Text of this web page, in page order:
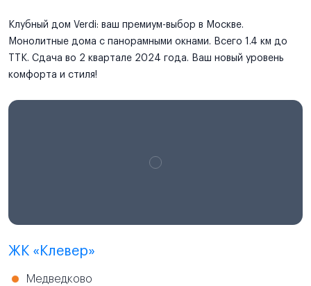
Клубный дом Verdi: ваш премиум-выбор в Москве.
Монолитные дома с панорамными окнами. Всего 1.4 км до
ТТК. Сдача во 2 квартале 2024 года. Ваш новый уровень
комфорта и стиля!
ЖК «Клевер»
Медведково